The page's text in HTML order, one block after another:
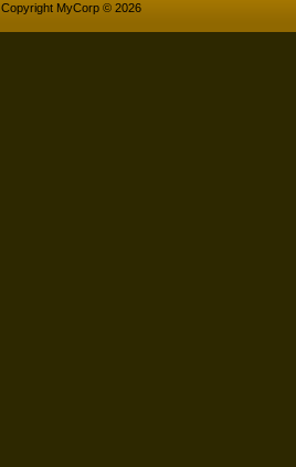
Copyright MyCorp © 2026